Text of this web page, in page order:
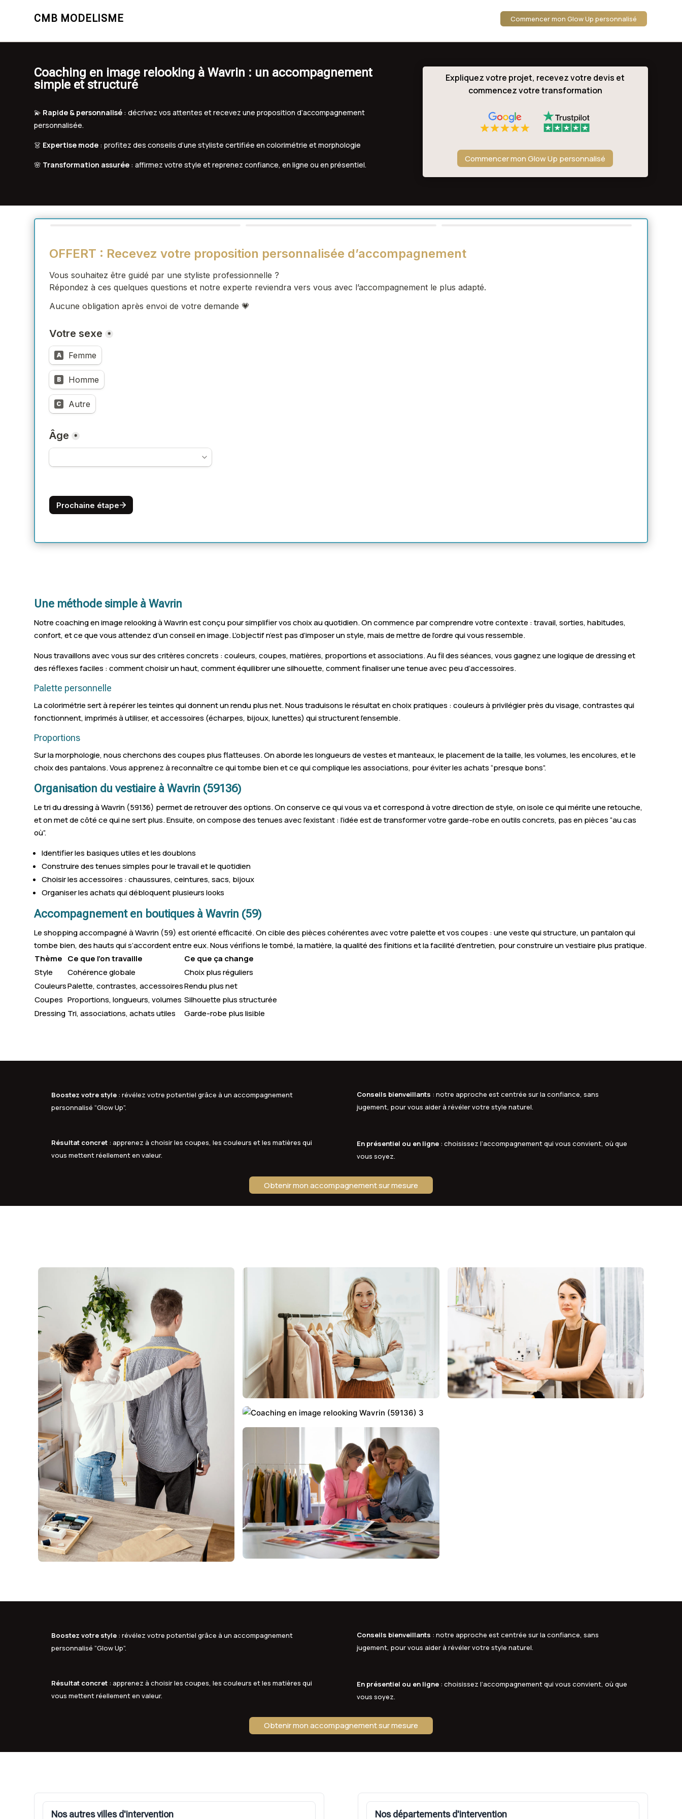
CMB MODELISME Commencer mon Glow Up personnalisé
Coaching en image relooking à Wavrin : un accompagnement
simple et structuré
💫 Rapide & personnalisé : décrivez vos attentes et recevez une proposition d’accompagnement
personnalisée.
👗 Expertise mode : profitez des conseils d’une styliste certifiée en colorimétrie et morphologie
🌸 Transformation assurée : affirmez votre style et reprenez confiance, en ligne ou en présentiel.
Expliquez votre projet, recevez votre devis et
commencez votre transformation
Commencer mon Glow Up personnalisé
Une méthode simple à Wavrin
Notre coaching en image relooking à Wavrin est conçu pour simplifier vos choix au quotidien. On commence par comprendre votre contexte : travail, sorties, habitudes,
confort, et ce que vous attendez d’un conseil en image. L’objectif n’est pas d’imposer un style, mais de mettre de l’ordre qui vous ressemble.
Nous travaillons avec vous sur des critères concrets : couleurs, coupes, matières, proportions et associations. Au fil des séances, vous gagnez une logique de dressing et
des réflexes faciles : comment choisir un haut, comment équilibrer une silhouette, comment finaliser une tenue avec peu d’accessoires.
Palette personnelle
La colorimétrie sert à repérer les teintes qui donnent un rendu plus net. Nous traduisons le résultat en choix pratiques : couleurs à privilégier près du visage, contrastes qui
fonctionnent, imprimés à utiliser, et accessoires (écharpes, bijoux, lunettes) qui structurent l’ensemble.
Proportions
Sur la morphologie, nous cherchons des coupes plus flatteuses. On aborde les longueurs de vestes et manteaux, le placement de la taille, les volumes, les encolures, et le
choix des pantalons. Vous apprenez à reconnaître ce qui tombe bien et ce qui complique les associations, pour éviter les achats “presque bons”.
Organisation du vestiaire à Wavrin (59136)
Le tri du dressing à Wavrin (59136) permet de retrouver des options. On conserve ce qui vous va et correspond à votre direction de style, on isole ce qui mérite une retouche,
et on met de côté ce qui ne sert plus. Ensuite, on compose des tenues avec l’existant : l’idée est de transformer votre garde-robe en outils concrets, pas en pièces “au cas
où”.
Identifier les basiques utiles et les doublons
Construire des tenues simples pour le travail et le quotidien
Choisir les accessoires : chaussures, ceintures, sacs, bijoux
Organiser les achats qui débloquent plusieurs looks
Accompagnement en boutiques à Wavrin (59)
Le shopping accompagné à Wavrin (59) est orienté efficacité. On cible des pièces cohérentes avec votre palette et vos coupes : une veste qui structure, un pantalon qui
tombe bien, des hauts qui s’accordent entre eux. Nous vérifions le tombé, la matière, la qualité des finitions et la facilité d’entretien, pour construire un vestiaire plus pratique.
Thème Ce que l’on travaille
Ce que ça change
Style
Cohérence globale
Choix plus réguliers
CouleursPalette, contrastes, accessoiresRendu plus net
Coupes Proportions, longueurs, volumes Silhouette plus structurée
Dressing Tri, associations, achats utiles Garde-robe plus lisible
Boostez votre style: révélez votre potentiel grâce à un accompagnement
personnalisé “Glow Up”.
Conseils bienveillants : notre approche est centrée sur la confiance, sans
jugement, pour vous aider à révéler votre style naturel.
Résultat concret: apprenez à choisir les coupes, les couleurs et les matières qui
vous mettent réellement en valeur.
En présentiel ou en ligne : choisissez l’accompagnement qui vous convient, où que
vous soyez.
Obtenir mon accompagnement sur mesure
Boostez votre style: révélez votre potentiel grâce à un accompagnement
personnalisé “Glow Up”.
Conseils bienveillants : notre approche est centrée sur la confiance, sans
jugement, pour vous aider à révéler votre style naturel.
Résultat concret: apprenez à choisir les coupes, les couleurs et les matières qui
vous mettent réellement en valeur.
En présentiel ou en ligne : choisissez l’accompagnement qui vous convient, où que
vous soyez.
Obtenir mon accompagnement sur mesure
Nos autres villes d'intervention Nos départements d'intervention